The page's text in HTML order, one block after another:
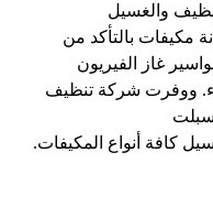
والغسيل
مكيفات بالتأكد من
غاز الفيريون
ووفرت شركة تنظيف
كافة أنواع المكيفات.